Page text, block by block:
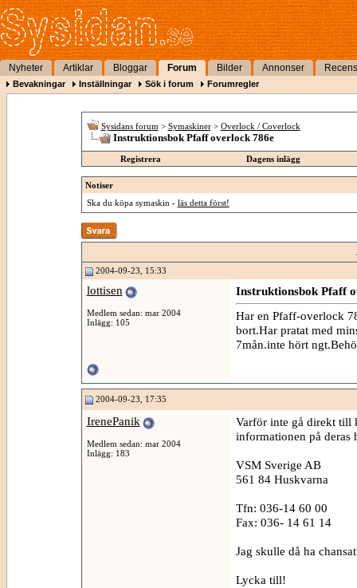
Nyheter Artiklar Bloggar Forum Bilder Annonser
Bevakningar Inställningar Sök i forum Forumregler
Sysidans forum > Symaskiner > Overlock / Coverlock
Instruktionsbok Pfaff overlock 786e
Registrera Dagens inlägg
Notiser
Ska du köpa symaskin - läs detta först!
2004-09-23, 15:33
lottisen
Medlem sedan: mar 2004
Inlägg: 105
Instruktionsbok Pfaff
Har en Pfaff-overlock
bort.Har pratat med
7mån.inte hört
2004-09-23, 17:35
IrenePanik
Medlem sedan: mar 2004
Inlägg: 183
Varför inte gå direkt till
informationen på deras
VSM Sverige AB
561 84 Huskvarna
Tfn: 036-14 60 00
Fax: 036- 14 61 14
Jag skulle då ha
Lycka till!